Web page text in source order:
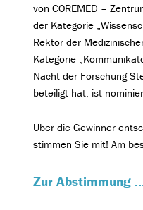
von COREMED –
der Kategorie
Rektor der
Kategorie
Nacht der Forschung
beteiligt hat, ist
Über die Gewinner
stimmen Sie mit! Am
Zur Abstimmung